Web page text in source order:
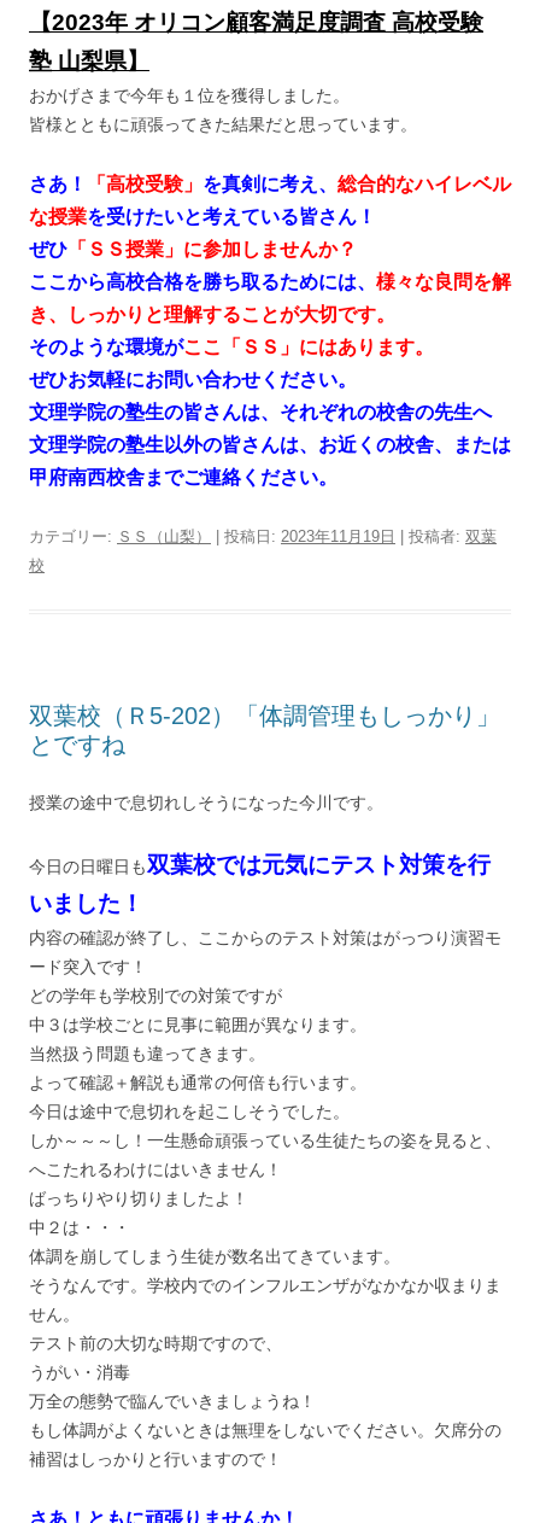
【2023年 オリコン顧客満足度調査 高校受験
塾 山梨県】
おかげさまで今年も１位を獲得しました。
皆様とともに頑張ってきた結果だと思っています。
さあ！ 「高校受験」 を真剣に考え、 総合的なハイレベル
な授業を受けたいと考えている皆さん！
ぜひ 「ＳＳ授業」に参加しませんか？
ここから高校合格を勝ち取るためには、 様々な良問を解
き、しっかりと理解することが大切です。
そのような環境がここ「ＳＳ」にはあります。
ぜひお気軽にお問い合わせください。
文理学院の塾生の皆さんは、それぞれの校舎の先生へ
文理学院の塾生以外の皆さんは、お近くの校舎、または
甲府南西校舎までご連絡ください。
カテゴリー: ＳＳ（山梨） | 投稿日: 2023年11月19日 投稿者: 双葉
校
双葉校（Ｒ5-202）「体調管理もしっかり」
とですね
授業の途中で息切れしそうになった今川です。
今日の日曜日も双葉校では元気にテスト対策を行
いました！
内容の確認が終了し、ここからのテスト対策はがっつり演習モ
ード突入です！
どの学年も学校別での対策ですが
中３は学校ごとに見事に範囲が異なります。
当然扱う問題も違ってきます。
よって確認＋解説も通常の何倍も行います。
今日は途中で息切れを起こしそうでした。
しか～～～し！一生懸命頑張っている生徒たちの姿を見ると、
へこたれるわけにはいきません！
ばっちりやり切りましたよ！
中２は・・・
体調を崩してしまう生徒が数名出てきています。
そうなんです。学校内でのインフルエンザがなかなか収まりま
せん。
テスト前の大切な時期ですので、
うがい・消毒
万全の態勢で臨んでいきましょうね！
もし体調がよくないときは無理をしないでください。欠席分の
補習はしっかりと行いますので！
さあ！ともに頑張りませんか！